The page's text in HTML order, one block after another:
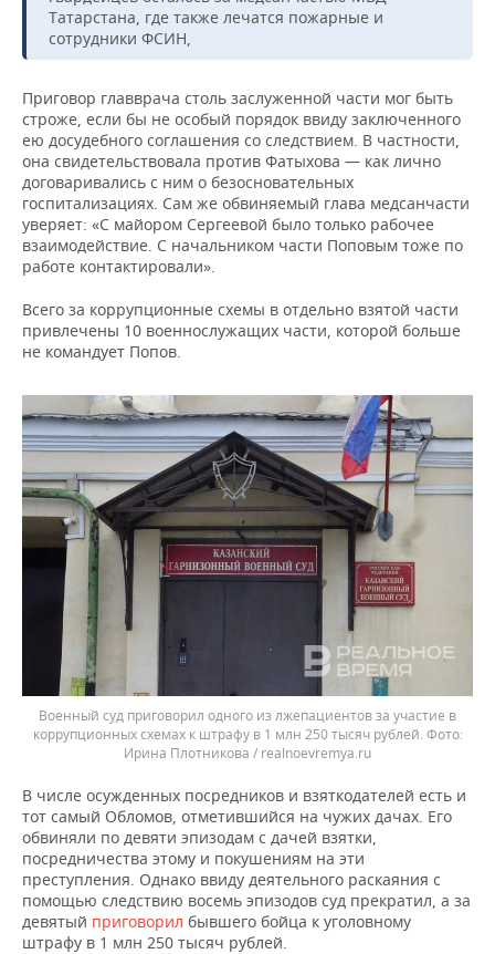
Татарстана, где также лечатся пожарные и
сотрудники ФСИН,
Приговор главврача столь заслуженной части мог быть
строже, если бы не особый порядок ввиду заключенного
ею досудебного соглашения со следствием. В частности,
она свидетельствовала против Фатыхова — как лично
договаривались с ним о безосновательных
госпитализациях. Сам же обвиняемый глава медсанчасти
уверяет: «С майором Сергеевой было только рабочее
взаимодействие. С начальником части Поповым тоже по
работе контактировали».
Всего за коррупционные схемы в отдельно взятой части
привлечены 10 военнослужащих части, которой больше
не командует Попов.
Военный суд приговорил одного из лжепациентов за участие в
коррупционных схемах к штрафу в 1 млн 250 тысяч рублей.
Ирина Плотникова / realnoevremya.ru
В числе осужденных посредников и взяткодателей есть и
тот самый Обломов, отметившийся на чужих дачах. Его
обвиняли по девяти эпизодам с дачей взятки,
посредничества этому и покушениям на эти
преступления. Однако ввиду деятельного раскаяния с
помощью следствию восемь эпизодов суд прекратил, а за
девятый приговорил бывшего бойца к уголовному
штрафу в 1 млн 250 тысяч рублей.